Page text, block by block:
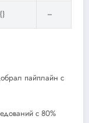
–
пайплайн с
с 80%